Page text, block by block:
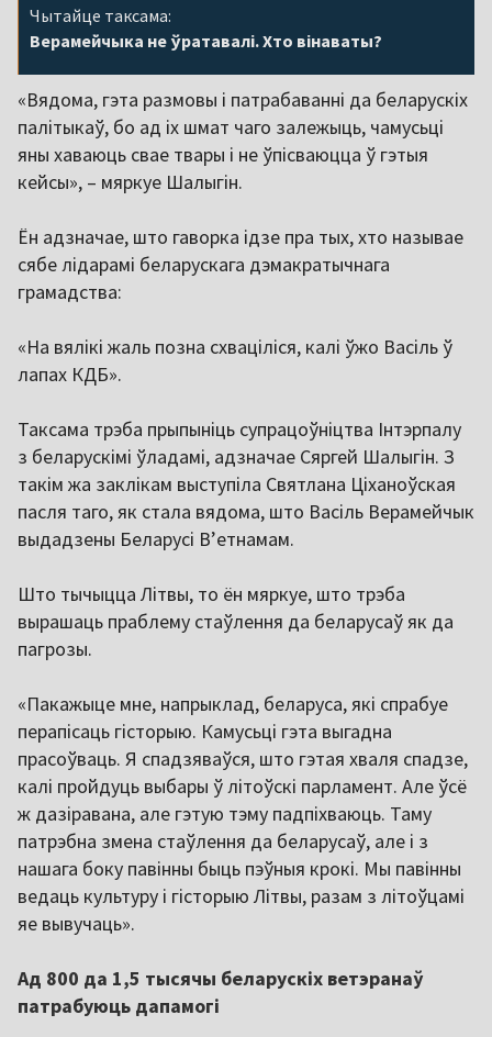
Чытайце таксама:
Верамейчыка не ўратавалі. Хто вінаваты?
«Вядома, гэта размовы і патрабаванні да беларускіх
палітыкаў, бо ад іх шмат чаго залежыць, чамусьці
яны хаваюць свае твары і не ўпісваюцца ў гэтыя
кейсы», – мяркуе Шалыгін.
Ён адзначае, што гаворка ідзе пра тых, хто называе
сябе лідарамі беларускага дэмакратычнага
грамадства:
«На вялікі жаль позна схваціліся, калі ўжо Васіль ў
лапах КДБ».
Таксама трэба прыпыніць супрацоўніцтва Інтэрпалу
з беларускімі ўладамі, адзначае Сяргей Шалыгін. З
такім жа заклікам выступіла Святлана Ціханоўская
пасля таго, як стала вядома, што Васіль Верамейчык
выдадзены Беларусі В’етнамам.
Што тычыцца Літвы, то ён мяркуе, што трэба
вырашаць праблему стаўлення да беларусаў як да
пагрозы.
«Пакажыце мне, напрыклад, беларуса, які спрабуе
перапісаць гісторыю. Камусьці гэта выгадна
прасоўваць. Я спадзяваўся, што гэтая хваля спадзе,
калі пройдуць выбары ў літоўскі парламент. Але ўсё
ж дазіравана, але гэтую тэму падпіхваюць. Таму
патрэбна змена стаўлення да беларусаў, але і з
нашага боку павінны быць пэўныя крокі. Мы павінны
ведаць культуру і гісторыю Літвы, разам з літоўцамі
яе вывучаць».
Ад 800 да 1,5 тысячы беларускіх ветэранаў
патрабуюць дапамогі